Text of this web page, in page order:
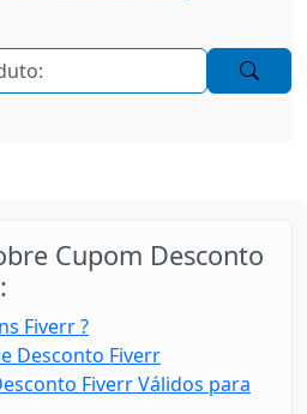
Cupom Desconto
Fiverr ?
Desconto Fiverr
Fiverr Válidos para